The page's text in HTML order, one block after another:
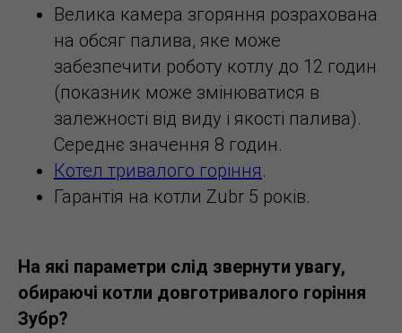
Велика камера згоряння розрахована
на обсяг палива, яке може
забезпечити роботу котлу до 12 годин
(показник може змінюватися в
залежності від виду і якості палива).
Середнє значення 8 годин.
Котел тривалого горіння.
Гарантія на котли Zubr 5 років.
На які параметри слід звернути увагу,
обираючі котли довготривалого горіння
Зубр?